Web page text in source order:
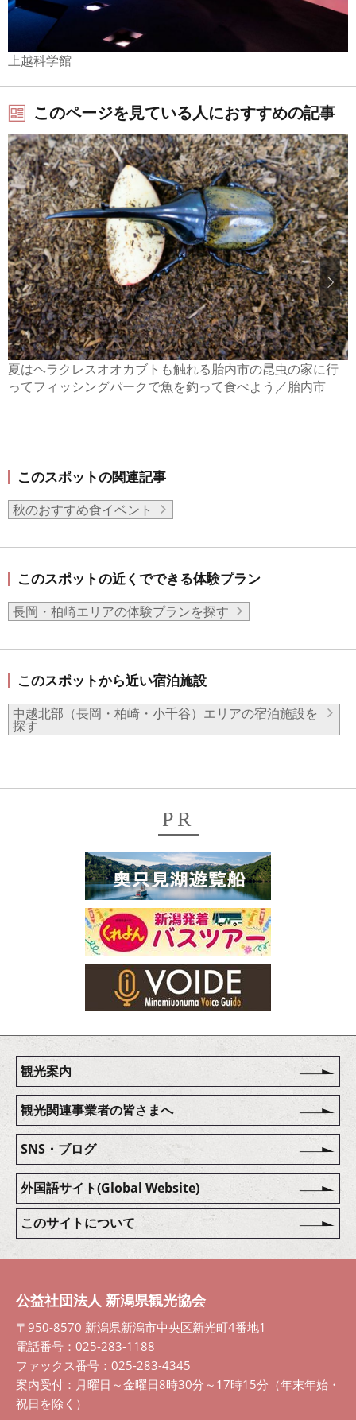
上越科学館
このページを見ている人におすすめの記事
夏はヘラクレスオオカブトも触れる胎内市の昆虫の家に行
ってフィッシングパークで魚を釣って食べよう／胎内市
このスポットの関連記事
秋のおすすめ食イベント
このスポットの近くでできる体験プラン
長岡・柏崎エリアの体験プランを探す
このスポットから近い宿泊施設
中越北部（長岡・柏崎・小千谷）エリアの宿泊施設を
探す
PR
観光案内
観光関連事業者の皆さまへ
SNS・ブログ
外国語サイト(Global Website)
このサイトについて
公益社団法人 新潟県観光協会
〒950-8570 新潟県新潟市中央区新光町4番地1
電話番号：025-283-1188
ファックス番号：025-283-4345
案内受付：月曜日～金曜日8時30分～17時15分（年末年始・
祝日を除く）